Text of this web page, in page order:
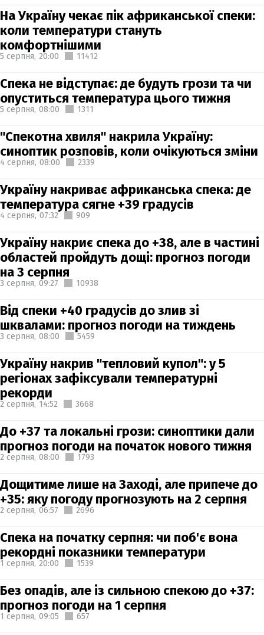
На Україну чекає пік африканської спеки:
коли температури стануть
комфортнішими
5 серпня, 20:00 11412
Спека не відступає: де будуть грози та чи
опуститься температура цього тижня
5 серпня, 08:00 1311
"Спекотна хвиля" накрила Україну:
синоптик розповів, коли очікуються зміни
4 серпня, 08:00 2339
Україну накриває африканська спека: де
температура сягне +39 градусів
4 серпня, 07:32 909
Україну накриє спека до +38, але в частині
областей пройдуть дощі: прогноз погоди
на 3 серпня
3 серпня, 09:27 10938
Від спеки +40 градусів до злив зі
шквалами: прогноз погоди на тиждень
3 серпня, 08:00 5459
Україну накрив "тепловий купол": у 5
регіонах зафіксували температурні
рекорди
2 серпня, 14:52 3668
До +37 та локальні грози: синоптики дали
прогноз погоди на початок нового тижня
2 серпня, 08:00 1793
Дощитиме лише на Заході, але припече до
+35: яку погоду прогнозують на 2 серпня
2 серпня, 06:57 2696
Спека на початку серпня: чи поб'є вона
рекордні показники температури
1 серпня, 20:00 1539
Без опадів, але із сильною спекою до +37:
прогноз погоди на 1 серпня
1 серпня, 09:05 657